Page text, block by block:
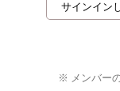
※ メンバー